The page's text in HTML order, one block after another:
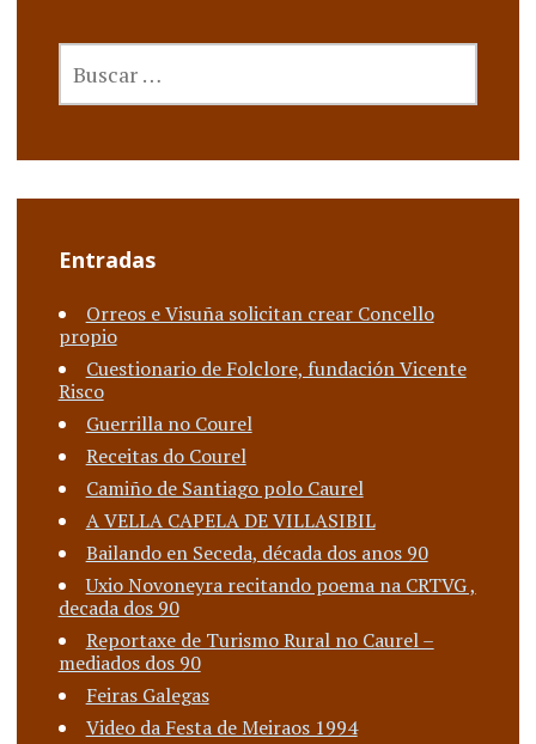
Entradas
Orreos e Visuña solicitan crear Concello
propio
Cuestionario de Folclore, fundación Vicente
Risco
Guerrilla no Courel
Receitas do Courel
Camiño de Santiago polo Caurel
A VELLA CAPELA DE VILLASIBIL
Bailando en Seceda, década dos anos 90
Uxio Novoneyra recitando poema na CRTVG ,
decada dos 90
Reportaxe de Turismo Rural no Caurel –
mediados dos 90
Feiras Galegas
Video da Festa de Meiraos 1994